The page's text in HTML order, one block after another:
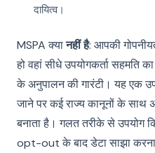
दायित्व।
MSPA क्यानहीं है: आपकी
हो वहां सीधे उपयोगकर्ता सहमति
के अनुपालन की गारंटी। यह एक
जाने पर कई राज्य कानूनों के
बनाता है। गलत तरीके से उपयोग
opt-out के बाद डेटा साझा करना